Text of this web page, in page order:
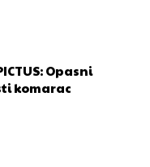
Opasni
komarac